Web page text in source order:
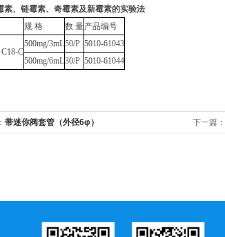
素、链霉素、奇霉素及新霉素的实验法
规 格 数 量产品编号
C18-C
500mg/3mL50/P 5010-61043
500mg/6mL30/P 5010-61044
带迷你阀套管（外径6φ） 下一篇：